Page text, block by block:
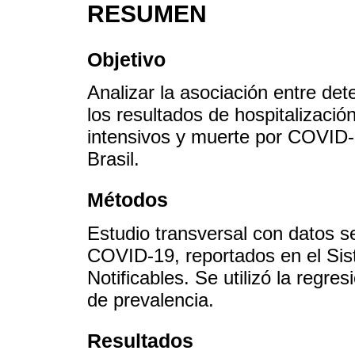
RESUMEN
Objetivo
Analizar la asociación entre
los resultados de
intensivos y muerte por
Brasil.
Métodos
Estudio transversal con datos
COVID-19, reportados en el
Notificables. Se utilizó la
de prevalencia.
Resultados